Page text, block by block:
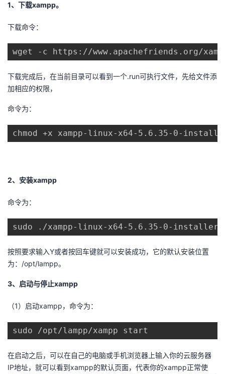
坛
圈
的
播
我
活
的
注
我
开
学
我
程
认
证
的
实
我
的
的
我
持
的
技
支
持
我
的
声
建
1、下载xampp。
下载命令：
wget -c https://www.apachefriends.org/
下载完成后，在当前目录可以看到一个.run可执行文件，先给文件添
加相应的权限，
命令为：
chmod +x xampp-linux-x64-5.6.35-0-
2、安装xampp
命令为：
sudo ./xampp-linux-x64-5.6.35-0-
按照要求输入Y或者按回车键就可以安装成功，它的默认安装位置
为：/opt/lampp。
3、启动与停止xampp
（1）启动xampp，命令为：
sudo /opt/lampp/xampp start
在启动之后，可以在自己的电脑或手机浏览器上输入你的云服务器
IP地址，就可以看到xampp的默认页面，代表你的xampp正常使